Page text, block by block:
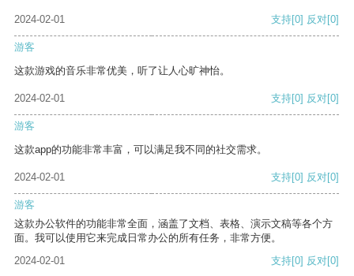
2024-02-01 支持[0] 反对[0]
游客
这款游戏的音乐非常优美，听了让人心旷神怡。
2024-02-01 支持[0] 反对[0]
游客
这款app的功能非常丰富，可以满足我不同的社交需求。
2024-02-01 支持[0] 反对[0]
游客
这款办公软件的功能非常全面，涵盖了文档、表格、演示文稿等各个方
面。我可以使用它来完成日常办公的所有任务，非常方便。
2024-02-01
支持[0] 反对[0]